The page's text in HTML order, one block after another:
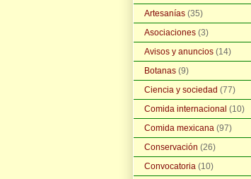
Artesanías (35)
Asociaciones (3)
Avisos y anuncios (14)
Botanas (9)
Ciencia y sociedad (77)
Comida internacional (10)
Comida mexicana (97)
Conservación (26)
Convocatoria (10)